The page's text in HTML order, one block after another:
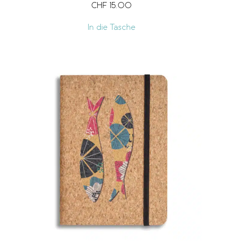
CHF 15.00
In die Tasche